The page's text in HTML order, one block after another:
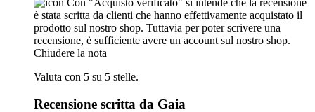
Con "Acquisto verificato" si intende che la recensione
è stata scritta da clienti che hanno effettivamente acquistato il
prodotto sul nostro shop. Tuttavia per poter scrivere una
recensione, è sufficiente avere un account sul nostro shop.
Chiudere la nota
Valuta con 5 su 5 stelle.
Recensione scritta da Gaia